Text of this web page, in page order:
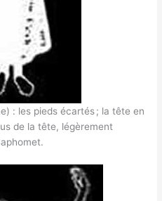
: les pieds écartés ; la tête en
de la tête, légèrement